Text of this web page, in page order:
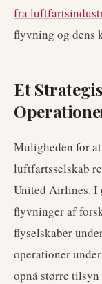
fra
flyvning og dens
Et
Muligheden for
luftfartsselskab
United Airlines. I
flyvninger af
flyselskaber
operationer
opnå større